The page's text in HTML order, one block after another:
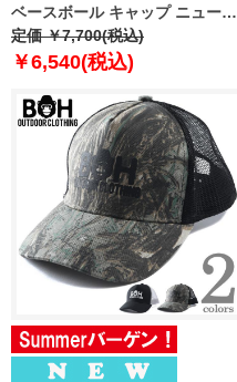
ベースボール キャップ ニューヨ
ークヤンキース YANKEES 帽子
USA直輸入 10003436
定価 ￥7,700(税込)
￥6,540(税込)